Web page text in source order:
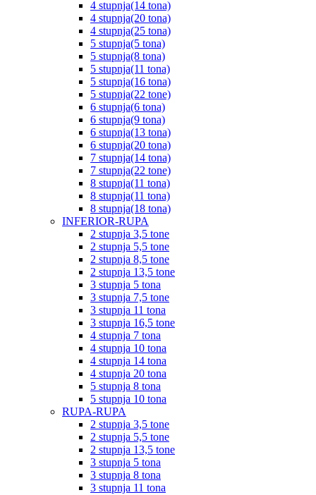
4 stupnja(14 tona)
4 stupnja(20 tona)
4 stupnja(25 tona)
5 stupnja(5 tona)
5 stupnja(8 tona)
5 stupnja(11 tona)
5 stupnja(16 tona)
5 stupnja(22 tone)
6 stupnja(6 tona)
6 stupnja(9 tona)
6 stupnja(13 tona)
6 stupnja(20 tona)
7 stupnja(14 tona)
7 stupnja(22 tone)
8 stupnja(11 tona)
8 stupnja(11 tona)
8 stupnja(18 tona)
INFERIOR-RUPA
2 stupnja 3,5 tone
2 stupnja 5,5 tone
2 stupnja 8,5 tone
2 stupnja 13,5 tone
3 stupnja 5 tona
3 stupnja 7,5 tone
3 stupnja 11 tona
3 stupnja 16,5 tone
4 stupnja 7 tona
4 stupnja 10 tona
4 stupnja 14 tona
4 stupnja 20 tona
5 stupnja 8 tona
5 stupnja 10 tona
RUPA-RUPA
2 stupnja 3,5 tone
2 stupnja 5,5 tone
2 stupnja 13,5 tone
3 stupnja 5 tona
3 stupnja 8 tona
3 stupnja 11 tona